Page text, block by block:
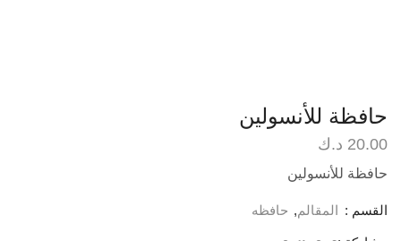
حافظة للأنسولين
20.00 د.ك
حافظة للأنسولين
القسم : المقالم, حافظه